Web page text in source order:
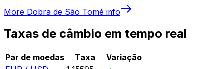
More Dobra de São Tomé info
Taxas de câmbio em tempo real
Par de moedas Taxa
Variação